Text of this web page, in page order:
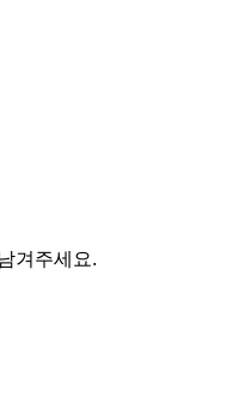
겨주세요.